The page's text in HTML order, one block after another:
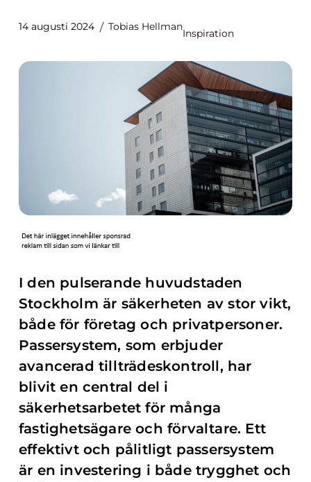
14 augusti 2024 Tobias Hellman
Inspiration
I den pulserande huvudstaden
Stockholm är säkerheten av stor vikt,
både för företag och privatpersoner.
Passersystem, som erbjuder
avancerad tillträdeskontroll, har
blivit en central del i
säkerhetsarbetet för många
fastighetsägare och förvaltare. Ett
effektivt och pålitligt passersystem
är en investering i både trygghet och